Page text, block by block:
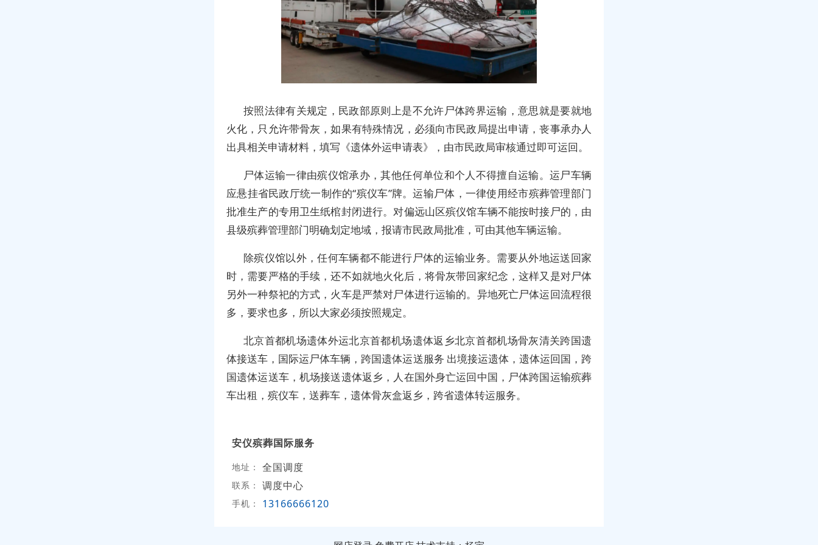
按照法律有关规定，民政部原则上是不允许尸体跨界运输，意思就是要就地
火化，只允许带骨灰，如果有特殊情况，必须向市民政局提出申请，丧事承办人
出具相关申请材料，填写《遗体外运申请表》，由市民政局审核通过即可运回。
尸体运输一律由殡仪馆承办，其他任何单位和个人不得擅自运输。运尸车辆
应悬挂省民政厅统一制作的“殡仪车”牌。运输尸体，一律使用经市殡葬管理部门
批准生产的专用卫生纸棺封闭进行。对偏远山区殡仪馆车辆不能按时接尸的，由
县级殡葬管理部门明确划定地域，报请市民政局批准，可由其他车辆运输。
除殡仪馆以外，任何车辆都不能进行尸体的运输业务。需要从外地运送回家
时，需要严格的手续，还不如就地火化后，将骨灰带回家纪念，这样又是对尸体
另外一种祭祀的方式，火车是严禁对尸体进行运输的。异地死亡尸体运回流程很
多，要求也多，所以大家必须按照规定。
北京首都机场遗体外运北京首都机场遗体返乡北京首都机场骨灰清关跨国遗
体接送车，国际运尸体车辆，跨国遗体运送服务 出境接运遗体，遗体运回国，跨
国遗体运送车，机场接送遗体返乡，人在国外身亡运回中国，尸体跨国运输殡葬
车出租，殡仪车，送葬车，遗体骨灰盒返乡，跨省遗体转运服务。
安仪殡葬国际服务
地址： 全国调度
联系： 调度中心
手机： 13166666120